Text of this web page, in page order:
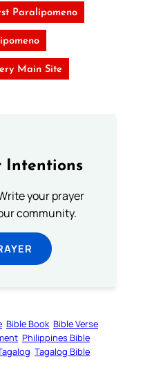
Paralipomeno
Main Site
Intentions
your prayer
community.
Bible Book Bible Verse
Philippines Bible
Tagalog Bible